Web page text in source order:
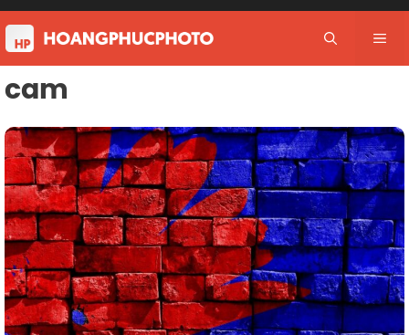
Skip
to
content
cam